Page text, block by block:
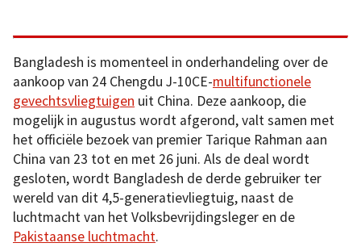
Bangladesh is momenteel in onderhandeling over de
aankoop van 24 Chengdu J-10CE-multifunctionele
gevechtsvliegtuigen uit China. Deze aankoop, die
mogelijk in augustus wordt afgerond, valt samen met
het officiële bezoek van premier Tarique Rahman aan
China van 23 tot en met 26 juni. Als de deal wordt
gesloten, wordt Bangladesh de derde gebruiker ter
wereld van dit 4,5-generatievliegtuig, naast de
luchtmacht van het Volksbevrijdingsleger en de
Pakistaanse luchtmacht.